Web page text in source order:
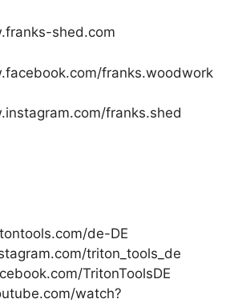
shed.com
franks.woodwork
franks.shed
de-DE
triton_tools_de
TritonToolsDE
watch?